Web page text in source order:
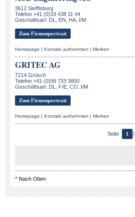
3612 Steffisburg
Telefon +41 (0)33 438 11 44
Geschäftsart: DL, EN, HA, I/M
Zum Firmenportrait
Homepage | Kontakt aufnehmen | Merken
GRITEC AG
7214 Grüsch
Telefon +41 (0)58 733 3800
Geschäftsart: DL, F/E, CO, I/M
Zum Firmenportrait
Homepage | Kontakt aufnehmen | Merken
Seite 1 |
^ Nach Oben